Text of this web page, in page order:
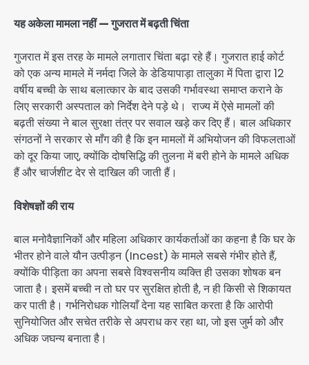
यह अकेला मामला नहीं — गुजरात में बढ़ती चिंता
गुजरात में इस तरह के मामले लगातार चिंता बढ़ा रहे हैं। गुजरात हाई कोर्ट
को एक अन्य मामले में नर्मदा जिले के डेडियापाड़ा तालुका में पिता द्वारा 12
वर्षीय बच्ची के साथ बलात्कार के बाद उसकी गर्भावस्था समाप्त कराने के
लिए सरकारी अस्पताल को निर्देश देने पड़े थे। राज्य में ऐसे मामलों की
बढ़ती संख्या ने बाल सुरक्षा तंत्र पर सवाल खड़े कर दिए हैं। बाल अधिकार
संगठनों ने सरकार से माँग की है कि इन मामलों में अभियोजन की विफलताओं
को दूर किया जाए, क्योंकि दोषसिद्धि की तुलना में बरी होने के मामले अधिक
हैं और चार्जशीट देर से दाखिल की जाती हैं।
विशेषज्ञों की राय
बाल मनोवैज्ञानिकों और महिला अधिकार कार्यकर्ताओं का कहना है कि घर के
भीतर होने वाले यौन उत्पीड़न (Incest) के मामले सबसे गंभीर होते हैं,
क्योंकि पीड़िता का अपना सबसे विश्वसनीय व्यक्ति ही उसका शोषक बन
जाता है। इसमें बच्ची न तो घर पर सुरक्षित होती है, न ही किसी से शिकायत
कर पाती है। गर्भनिरोधक गोलियाँ देना यह साबित करता है कि आरोपी
सुनियोजित और सचेत तरीके से अपराध कर रहा था, जो इस जुर्म को और
अधिक जघन्य बनाता है।